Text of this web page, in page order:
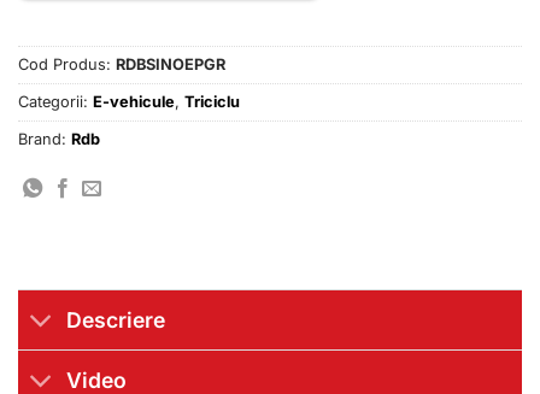
Cod Produs: RDBSINOEPGR
Categorii: E-vehicule, Triciclu
Brand: Rdb
Descriere
Video